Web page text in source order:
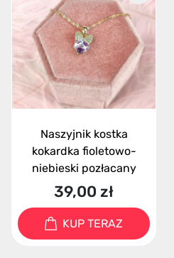
Naszyjnik kostka
kokardka fioletowo-
niebieski pozłacany
39,00 zł
KUP TERAZ